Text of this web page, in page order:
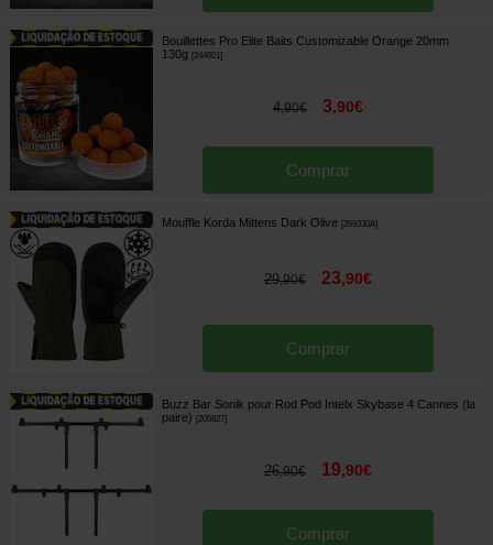
Bouillettes Pro Elite Baits Customizable Orange 20mm
130g
244601]
4,90€ 3,90€
Comprar
Mouffle Korda Mittens Dark Olive 269330A]
29,90€ 23,90€
Comprar
Buzz Bar Sonik pour Rod Pod Intelx Skybase 4 Cannes (la
paire)
205827]
26,90€ 19,90€
Comprar